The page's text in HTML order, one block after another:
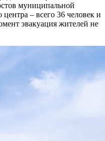
муниципальной
– всего 36 человек и
эвакуация жителей не